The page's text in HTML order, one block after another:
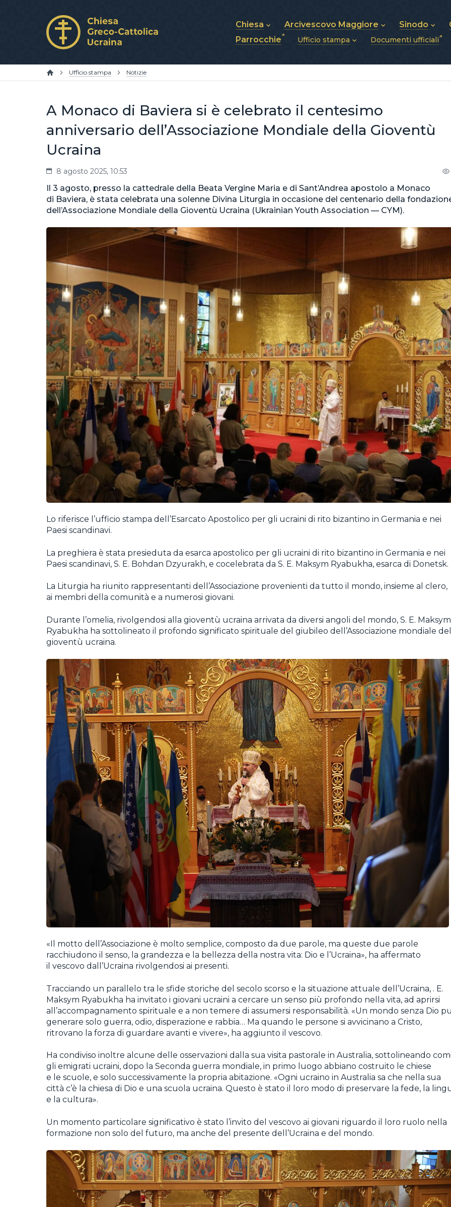
Chiesa
Chi siamo
Struttura della Chiesa
Arcivescovo Maggiore
Sua Beatitudine Sviatoslav
Stemma
Sinodo
Sinodo dei
Parrocchie
Ufficio stampa
Pubblicazioni
Documenti ufficiali
Ufficio stampa Notizie
A Monaco di Baviera si è celebrato il centesimo
anniversario dell’Associazione Mondiale della Gioventù
Ucraina
8 agosto 2025, 10:53
Il 3 agosto, presso la cattedrale della Beata Vergine Maria e di Sant’Andrea apostolo a Monaco
di Baviera, è stata celebrata una solenne Divina Liturgia in occasione del centenario della
dell’Associazione Mondiale della Gioventù Ucraina (Ukrainian Youth Association — CYM).
Lo riferisce l’ufficio stampa dell’Esarcato Apostolico per gli ucraini di rito bizantino in Germania e nei
Paesi scandinavi.
La preghiera è stata presieduta da esarca apostolico per gli ucraini di rito bizantino in Germania e nei
Paesi scandinavi, S. E. Bohdan Dzyurakh, e cocelebrata da S. E. Maksym Ryabukha, esarca di Donetsk.
La Liturgia ha riunito rappresentanti dell’Associazione provenienti da tutto il mondo, insieme al clero,
ai membri della comunità e a numerosi giovani.
Durante l’omelia, rivolgendosi alla gioventù ucraina arrivata da diversi angoli del mondo, S. E. Maksym
Ryabukha ha sottolineato il profondo significato spirituale del giubileo dell’Associazione mondiale
gioventù ucraina.
«Il motto dell’Associazione è molto semplice, composto da due parole, ma queste due parole
racchiudono il senso, la grandezza e la bellezza della nostra vita: Dio e l’Ucraina», ha affermato
il vescovo dall’Ucraina rivolgendosi ai presenti.
Tracciando un parallelo tra le sfide storiche del secolo scorso e la situazione attuale dell’Ucraina, . E.
Maksym Ryabukha ha invitato i giovani ucraini a cercare un senso più profondo nella vita, ad aprirsi
all’accompagnamento spirituale e a non temere di assumersi responsabilità. «Un mondo senza Dio
generare solo guerra, odio, disperazione e rabbia… Ma quando le persone si avvicinano a Cristo,
ritrovano la forza di guardare avanti e vivere», ha aggiunto il vescovo.
Ha condiviso inoltre alcune delle osservazioni dalla sua visita pastorale in Australia, sottolineando
gli emigrati ucraini, dopo la Seconda guerra mondiale, in primo luogo abbiano costruito le chiese
e le scuole, e solo successivamente la propria abitazione. «Ogni ucraino in Australia sa che nella sua
città c’è la chiesa di Dio e una scuola ucraina. Questo è stato il loro modo di preservare la fede, la
e la cultura».
Un momento particolare significativo è stato l’invito del vescovo ai giovani riguardo il loro ruolo nella
formazione non solo del futuro, ma anche del presente dell’Ucraina e del mondo.